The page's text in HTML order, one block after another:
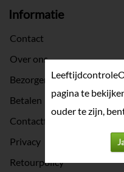
Leeftijdcontrole
pagina te
ouder te zijn,
Informatie
Contact
Over ons
Bezorgen
Betalen
Contactformulier
Privacy
Retourpolicy